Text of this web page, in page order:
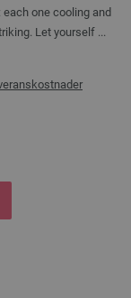
one cooling and
Let yourself ...